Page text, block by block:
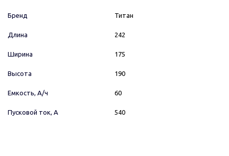
Бренд Титан
Длина 242
Ширина 175
Высота 190
Емкость, А/ч 60
Пусковой ток, А 540